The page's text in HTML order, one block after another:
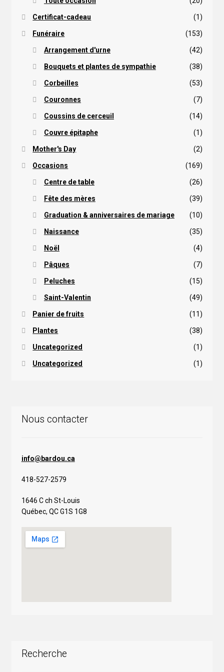
Certificat-cadeau (1)
Funéraire (153)
Arrangement d'urne (42)
Bouquets et plantes de sympathie (38)
Corbeilles (53)
Couronnes (7)
Coussins de cerceuil (14)
Couvre épitaphe (1)
Mother's Day (2)
Occasions (169)
Centre de table (26)
Fête des mères (39)
Graduation & anniversaires de mariage (10)
Naissance (35)
Noël (4)
Pâques (7)
Peluches (15)
Saint-Valentin (49)
Panier de fruits (11)
Plantes (38)
Uncategorized (1)
Uncategorized (1)
Nous contacter
info@bardou.ca
418-527-2579
1646 C ch St-Louis
Québec, QC G1S 1G8
Recherche